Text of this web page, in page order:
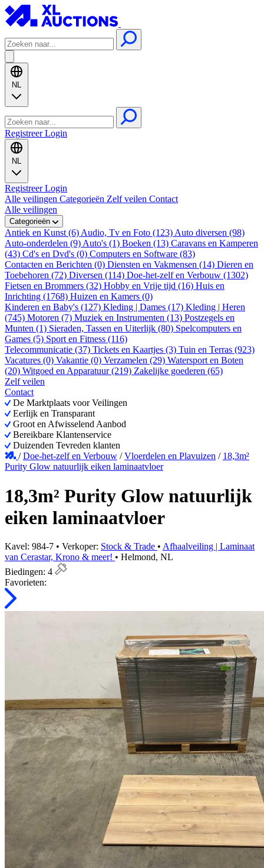
NL
RegistreerLogin
NL
RegistreerLogin
Alle veilingen Categorieën Zelf veilen Contact
Alle veilingen
Categorieën
Antiek en Kunst (6) Audio, Tv en Foto (123) Auto diversen (98)
Auto-onderdelen (9) Auto's (1) Boeken (13) Caravans en Kamperen
(43) Cd's en Dvd's (0) Computers en Software (83)
Contacten en Berichten (0) Diensten en Vakmensen (14) Dieren en
Toebehoren (72) Diversen (114) Doe-het-zelf en Verbouw (1302)
Fietsen en Brommers (32) Hobby en Vrije tijd (16) Huis en
Inrichting (1768) Huizen en Kamers (0)
Kinderen en Baby's (127) Kleding | Dames (17) Kleding | Heren
(745) Motoren (7) Muziek en Instrumenten (13) Postzegels en
Munten (1) Sieraden, Tassen en Uiterlijk (80) Spelcomputers en
Games (5) Sport en Fitness (116)
Telecommunicatie (37) Tickets en Kaartjes (3) Tuin en Terras (923)
Vacatures (0) Vakantie (0) Verzamelen (29) Watersport en Boten
(20) Witgoed en Apparatuur (219) Zakelijke goederen (65)
Zelf veilen
Contact
De Marktplaats voor Veilingen
Eerlijk en Transparant
Groot en Afwisselend Aanbod
Bereikbare Klantenservice
Duizenden Tevreden klanten
/Doe-het-zelf en Verbouw /Vloerdelen en Plavuizen / 18,3m²
Purity Glow natuurlijk eiken laminaatvloer
18,3m² Purity Glow natuurlijk
eiken laminaatvloer
Kavel: 984-7 • Verkoper: Stock & Trade • Afhaalveiling | Laminaat
van Cerastar, Krono & meer! • Helmond, NL
Biedingen: 4
Favorieten: